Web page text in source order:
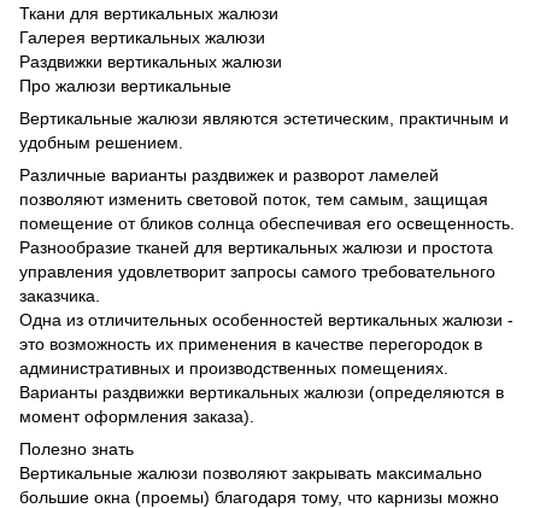
Ткани для вертикальных жалюзи
Галерея вертикальных жалюзи
Раздвижки вертикальных жалюзи
Про жалюзи вертикальные
Вертикальные жалюзи являются эстетическим, практичным и
удобным решением.
Различные варианты раздвижек и разворот ламелей
позволяют изменить световой поток, тем самым, защищая
помещение от бликов солнца обеспечивая его освещенность.
Разнообразие тканей для вертикальных жалюзи и простота
управления удовлетворит запросы самого требовательного
заказчика.
Одна из отличительных особенностей вертикальных жалюзи -
это возможность их применения в качестве перегородок в
административных и производственных помещениях.
Варианты раздвижки вертикальных жалюзи (определяются в
момент оформления заказа).
Полезно знать
Вертикальные жалюзи позволяют закрывать максимально
большие окна (проемы) благодаря тому, что карнизы можно